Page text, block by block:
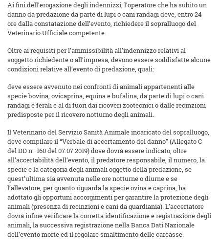
Ai fini dell’erogazione degli indennizzi, l’operatore che ha subito un
danno da predazione da parte di lupi o cani randagi deve, entro 24
ore dalla constatazione dell’evento, richiedere il sopralluogo del
Veterinario Ufficiale competente.
Oltre ai requisiti per l’ammissibilità all’indennizzo relativi al
soggetto richiedente o all’impresa, devono essere soddisfatte alcune
condizioni relative all’evento di predazione, quali:
deve essere avvenuto nei confronti di animali appartenenti alle
specie bovina, ovicaprina, equina e bufalina, da parte di lupi o cani
randagi e ferali e al di fuori dai ricoveri zootecnici o dalle recinzioni
predisposte per il ricovero notturno degli animali.
Il Veterinario del Servizio Sanità Animale incaricato del sopralluogo,
deve compilare il “Verbale di accertamento del danno” (Allegato C
del DD n. 160 del 07.07.2019) dove dovrà essere indicato, oltre
all’accertabilità dell’evento, il predatore responsabile, il numero, la
specie e la categoria degli animali oggetto della predazione, se
quest’ultima sia avvenuta nelle ore notturne o diurne e se
l’allevatore, per quanto riguarda la specie ovina e caprina, ha
adottato gli opportuni accorgimenti per garantire la protezione degli
animali (presenza di recinzioni e cani da guardiania). L’accertatore
dovrà infine verificare la corretta identificazione e registrazione degli
animali, la successiva registrazione nella Banca Dati Nazionale
dell’evento morte ed il regolare smaltimento delle carcasse.